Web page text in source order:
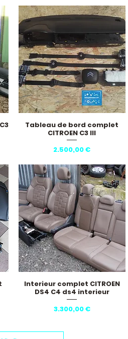
Hurtigvisning
Tableau de bord complet
CITROEN C3 III
Pris
2.500,00 €
Hurtigvisning
Interieur complet CITROEN
DS4 C4 ds4 interieur
Pris
3.300,00 €